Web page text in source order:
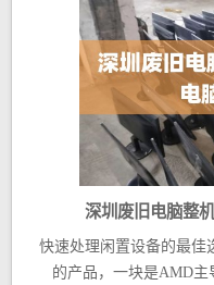
深圳废旧电脑整
快速处理闲置设备的最
的产品，一块是AMD